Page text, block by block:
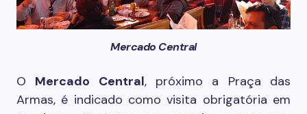
Mercado Central
O Mercado Central, próximo a Praça das
Armas, é indicado como visita obrigatória em